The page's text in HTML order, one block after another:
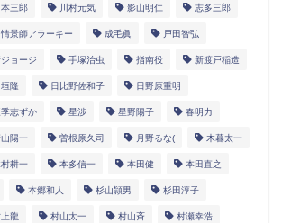
本三郎 川村元気 影山明仁 志多三郎
情景師アラーキー 成毛眞 戸田智弘
ジョージ 手塚治虫 指南役 新渡戸稲造
垣隆 日比野佐和子 日野原重明
志ずか 星渉 星野陽子 春明力
陽一 曽根原久司 月野るな( 木暮太一
耕一 本多信一 本田健 本田直之
本郷和人 杉山頴男 杉田淳子
龍 村山太一 村山斉 村瀬幸浩